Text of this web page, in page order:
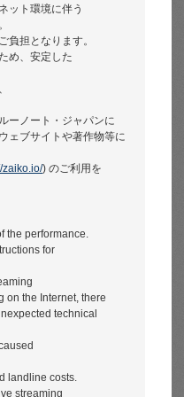
ット環境に伴う
負担となります。
め、安定した
ーノート・ジャパンに
ェブサイトや著作物等に
zaiko.io/) のご利用を
the performance.
for
on the Internet, there
technical
landline costs.
streaming